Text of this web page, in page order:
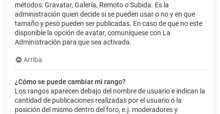
métodos: Gravatar, Galería, Remoto o Subida. Es la
administración quien decide si se pueden usar o no y en que
tamaño y peso pueden ser publicadas. En caso de que no este
disponible la opción de avatar, comuníquese con La
Administración para que sea activada.
Arriba
¿Cómo se puede cambiar mi rango?
Los rangos aparecen debajo del nombre de usuario e indican la
cantidad de publicaciones realizadas por el usuario o la
posición del mismo dentro del foro, e.j. moderadores y